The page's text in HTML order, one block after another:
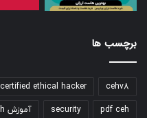
برچسب ها
cehv8
certified ethical hacker
pdf ceh
security آموزش ceh